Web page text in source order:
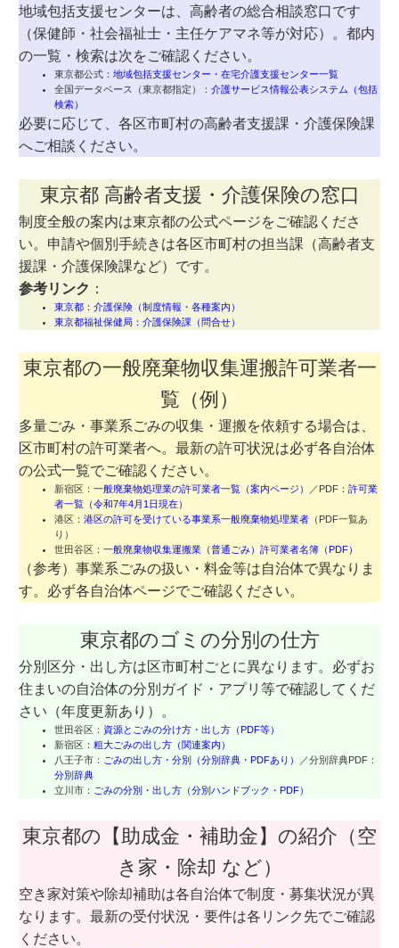
地域包括支援センターは、高齢者の総合相談窓口です
（保健師・社会福祉士・主任ケアマネ等が対応）。都内
の一覧・検索は次をご確認ください。
東京都公式： 地域包括支援センター・在宅介護支援センター一覧
全国データベース（東京都指定）： 介護サービス情報公表システム（包括
検索）
必要に応じて、各区市町村の高齢者支援課・介護保険課
へご相談ください。
東京都 高齢者支援・介護保険の窓口
制度全般の案内は東京都の公式ページをご確認くださ
い。申請や個別手続きは各区市町村の担当課（高齢者支
援課・介護保険課など）です。
参考リンク ：
東京都：介護保険（制度情報・各種案内）
東京都福祉保健局：介護保険課（問合せ）
東京都の一般廃棄物収集運搬許可業者一
覧（例）
多量ごみ・事業系ごみの収集・運搬を依頼する場合は、
区市町村の許可業者へ。最新の許可状況は必ず各自治体
の公式一覧でご確認ください。
新宿区： 一般廃棄物処理業の許可業者一覧（案内ページ） ／PDF： 許可業
者一覧（令和7年4月1日現在）
港区： 港区の許可を受けている事業系一般廃棄物処理業者 （PDF一覧あ
り）
世田谷区： 一般廃棄物収集運搬業（普通ごみ）許可業者名簿（PDF）
（参考）事業系ごみの扱い・料金等は自治体で異なりま
す。必ず各自治体ページでご確認ください。
東京都のゴミの分別の仕方
分別区分・出し方は区市町村ごとに異なります。必ずお
住まいの自治体の分別ガイド・アプリ等で確認してくだ
さい（年度更新あり）。
世田谷区： 資源とごみの分け方・出し方（PDF等）
新宿区： 粗大ごみの出し方（関連案内）
八王子市： ごみの出し方・分別（分別辞典・PDFあり）
／分別辞典PDF：
分別辞典
立川市： ごみの分別・出し方（分別ハンドブック・PDF）
東京都の【助成金・補助金】の紹介（空
き家・除却 など）
空き家対策や除却補助は各自治体で制度・募集状況が異
なります。最新の受付状況・要件は各リンク先でご確認
ください。